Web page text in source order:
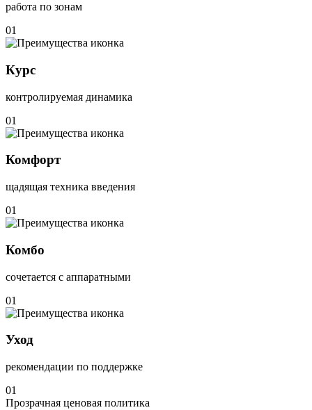
работа по зонам
01
Курс
контролируемая динамика
01
Комфорт
щадящая техника введения
01
Комбо
сочетается с аппаратными
01
Уход
рекомендации по поддержке
01
Прозрачная ценовая политика